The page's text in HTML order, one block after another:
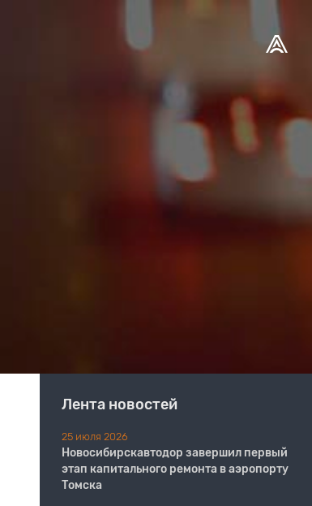
Лента новостей
25 июля 2026
Новосибирскавтодор завершил первый
этап капитального ремонта в аэропорту
Томска